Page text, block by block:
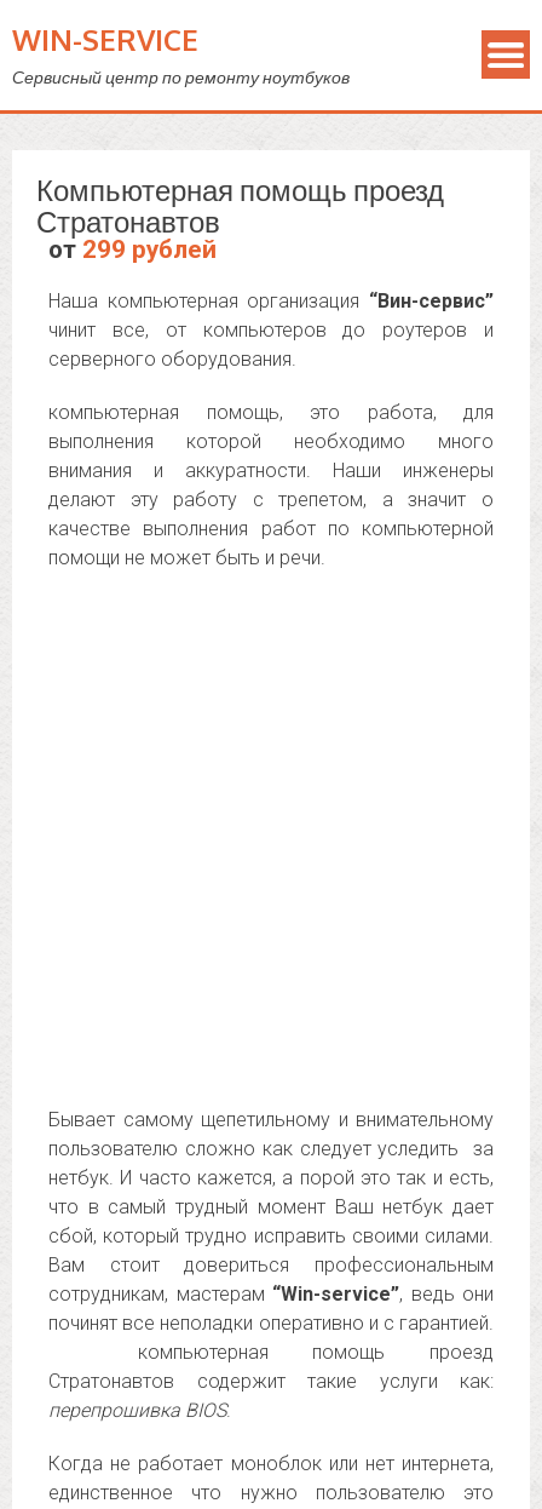
WIN-SERVICE
Сервисный центр по ремонту ноутбуков
Компьютерная помощь проезд
Стратонавтов
от 299 рублей
Наша компьютерная организация “Вин-сервис”
чинит все, от компьютеров до роутеров и
серверного оборудования.
компьютерная помощь, это работа, для
выполнения которой необходимо много
внимания и аккуратности. Наши инженеры
делают эту работу с трепетом, а значит о
качестве выполнения работ по компьютерной
помощи не может быть и речи.
Бывает самому щепетильному и внимательному
пользователю сложно как следует уследить за
нетбук. И часто кажется, а порой это так и есть,
что в самый трудный момент Ваш нетбук дает
сбой, который трудно исправить своими силами.
Вам стоит довериться профессиональным
сотрудникам, мастерам “Win-service”, ведь они
починят все неполадки оперативно и с гарантией.
компьютерная помощь проезд
Стратонавтов содержит такие услуги как:
перепрошивка BIOS.
Когда не работает моноблок или нет интернета,
единственное что нужно пользователю это